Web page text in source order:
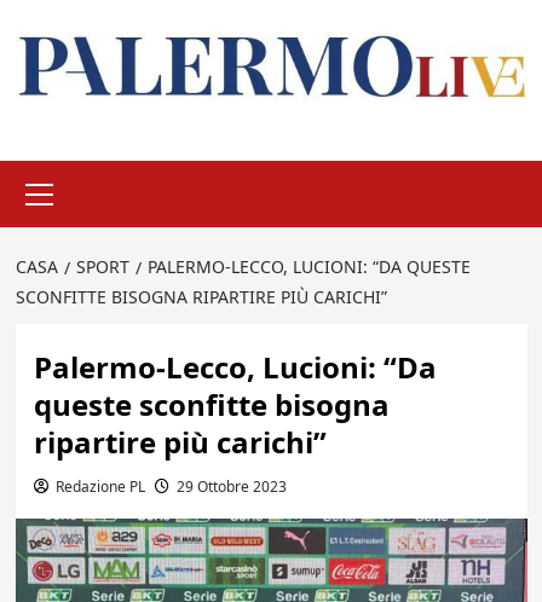
principale
CASA SPORT
PALERMO-LECCO, LUCIONI: “DA QUESTE
SCONFITTE BISOGNA RIPARTIRE PIÙ CARICHI”
Palermo-Lecco, Lucioni: “Da
queste sconfitte bisogna
ripartire più carichi”
Redazione PL 29 Ottobre 2023